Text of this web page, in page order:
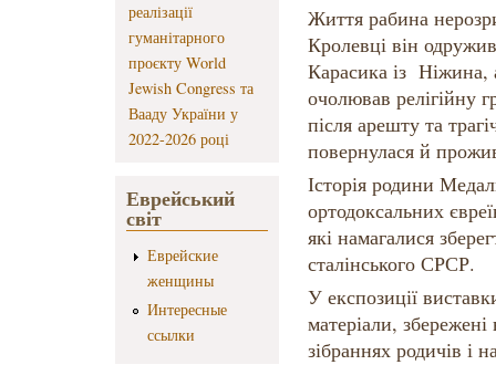
реалізації
гуманітарного
проєкту World
Jewish Congress та
Вааду України у
2022-2026 році
Еврейський
світ
Еврейские
женщины
Интересные
ссылки
Життя рабина
Кролевці він
Карасика із Ніжина,
очолював релігійну
після арешту та
повернулася й
Історія родини
ортодоксальних
які намагалися
сталінського СРСР.
У експозиції
матеріали,
зібраннях родичів і